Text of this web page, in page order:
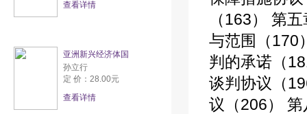
查看详情
亚洲新兴经济体国
孙立行
定 价：28.00元
查看详情
（163） 第
与范围（170
判的承诺（
谈判协议（
议（206）